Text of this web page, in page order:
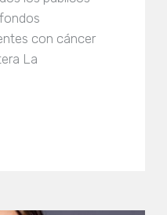
con cáncer
La